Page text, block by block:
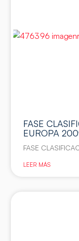
FASE
EUROPA
FASE
LEER MÁS